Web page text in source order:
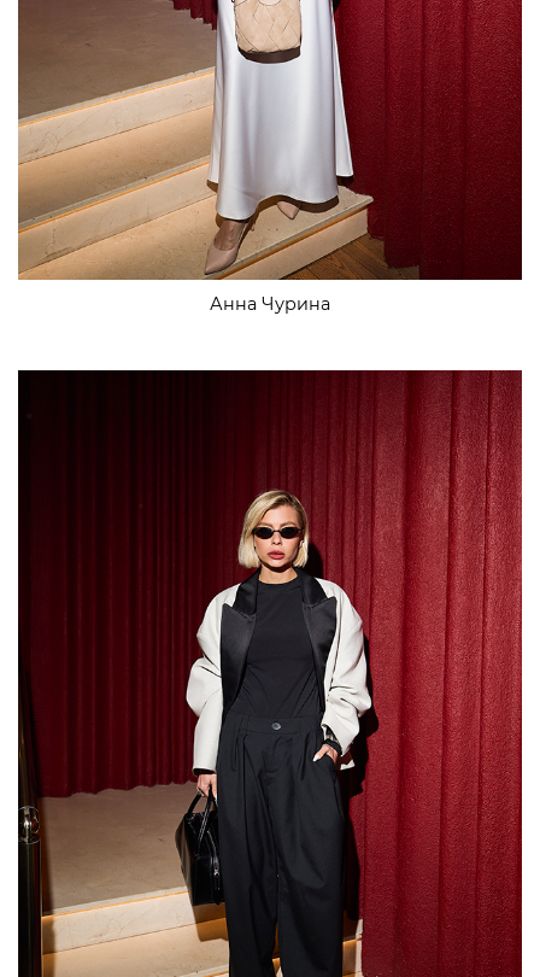
Анна Чурина